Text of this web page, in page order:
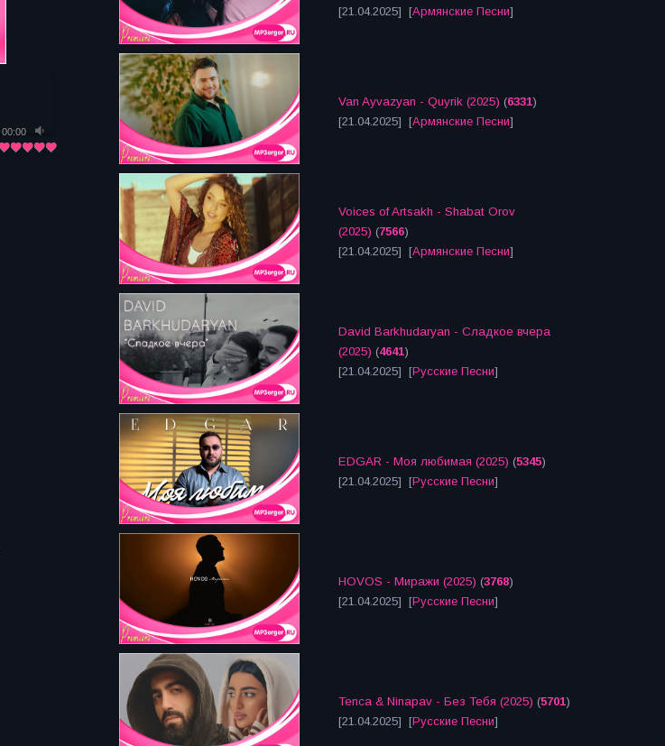
00:00
[21.04.2025] [Армянские Песни]
Van Ayvazyan - Quyrik (2025) (6331)
[21.04.2025] [Армянские Песни]
Voices of Artsakh - Shabat Orov
(2025) (7566)
[21.04.2025] [Армянские Песни]
David Barkhudaryan - Сладкое вчера
(2025) (4641)
[21.04.2025] [Русские Песни]
EDGAR - Моя любимая (2025) (5345)
[21.04.2025] [Русские Песни]
HOVOS - Миражи (2025) (3768)
[21.04.2025] [Русские Песни]
Tenca & Ninapav - Без Тебя (2025) (5701)
[21.04.2025] [Русские Песни]